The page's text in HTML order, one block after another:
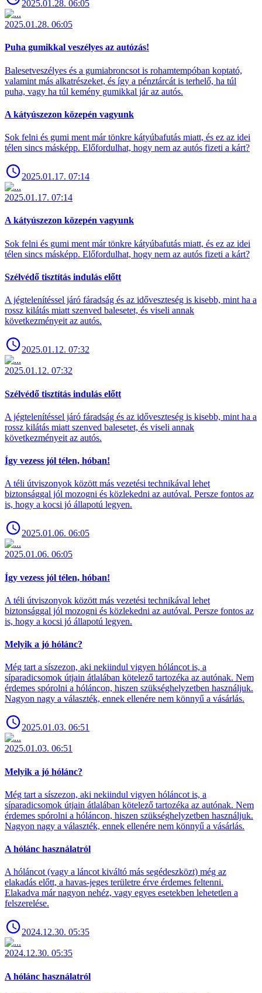
2025.01.28. 06:05
2025.01.28. 06:05
Puha gumikkal veszélyes az autózás!
Balesetveszélyes és a gumiabroncsot is rohamtempóban koptató,
valamint más alkatrészeket, és így a pénztárcát is terhelő, ha túl
puha, vagy ha túl kemény gumikkal jár az autós.
A kátyúszezon közepén vagyunk
Sok felni és gumi ment már tönkre kátyúbafutás miatt, és ez az idei
télen sincs másképp. Előfordulhat, hogy nem az autós fizeti a kárt?
2025.01.17. 07:14
2025.01.17. 07:14
A kátyúszezon közepén vagyunk
Sok felni és gumi ment már tönkre kátyúbafutás miatt, és ez az idei
télen sincs másképp. Előfordulhat, hogy nem az autós fizeti a kárt?
Szélvédő tisztítás indulás előtt
A jégtelenítéssel járó fáradság és az időveszteség is kisebb, mint ha a
rossz kilátás miatt szenved balesetet, és viseli annak
következményeit az autós.
2025.01.12. 07:32
2025.01.12. 07:32
Szélvédő tisztítás indulás előtt
A jégtelenítéssel járó fáradság és az időveszteség is kisebb, mint ha a
rossz kilátás miatt szenved balesetet, és viseli annak
következményeit az autós.
Így vezess jól télen, hóban!
A téli útviszonyok között más vezetési technikával lehet
biztonsággal jól mozogni és közlekedni az autóval. Persze fontos az
is, hogy a kocsi jó állapotú legyen.
2025.01.06. 06:05
2025.01.06. 06:05
Így vezess jól télen, hóban!
A téli útviszonyok között más vezetési technikával lehet
biztonsággal jól mozogni és közlekedni az autóval. Persze fontos az
is, hogy a kocsi jó állapotú legyen.
Melyik a jó hólánc?
Még tart a síszezon, aki nekiindul vigyen hóláncot is, a
síparadicsomok útjain átlalában kötelező tartozéka az autónak. Nem
érdemes spórolni a hóláncon, hiszen szükséghelyzetben használjuk.
Nagyon nagy a választék, ennek ellenére nem könnyű a vásárlás.
2025.01.03. 06:51
2025.01.03. 06:51
Melyik a jó hólánc?
Még tart a síszezon, aki nekiindul vigyen hóláncot is, a
síparadicsomok útjain átlalában kötelező tartozéka az autónak. Nem
érdemes spórolni a hóláncon, hiszen szükséghelyzetben használjuk.
Nagyon nagy a választék, ennek ellenére nem könnyű a vásárlás.
A hólánc használatról
A hóláncot (vagy a láncot kiváltó más segédeszközt) még az
elakadás előtt, a havas-jeges területre érve érdemes feltenni.
Elakadva már nagyon nehéz, vagy egyes esetekben lehetetlen a
felszerelése.
2024.12.30. 05:35
2024.12.30. 05:35
A hólánc használatról